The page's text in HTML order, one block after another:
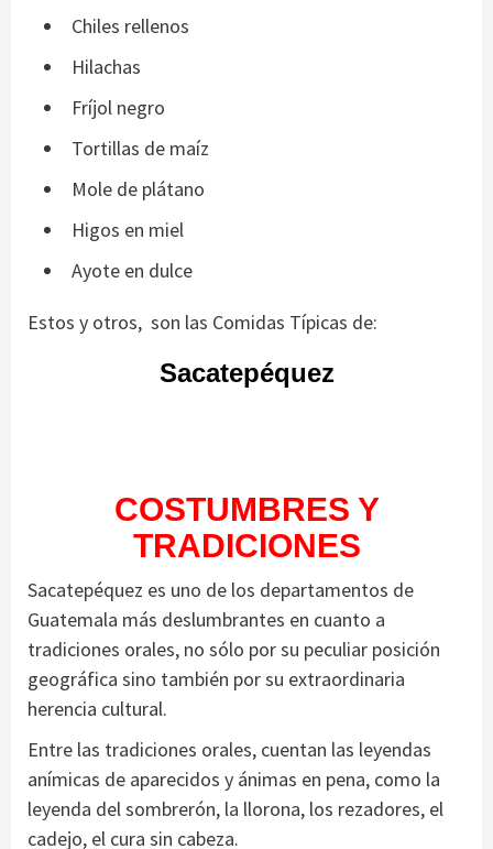
Chiles rellenos
Hilachas
Fríjol negro
Tortillas de maíz
Mole de plátano
Higos en miel
Ayote en dulce
Estos y otros, son las Comidas Típicas de:
Sacatepéquez
COSTUMBRES Y
TRADICIONES
Sacatepéquez es uno de los departamentos de
Guatemala más deslumbrantes en cuanto a
tradiciones orales, no sólo por su peculiar posición
geográfica sino también por su extraordinaria
herencia cultural.
Entre las tradiciones orales, cuentan las leyendas
anímicas de aparecidos y ánimas en pena, como la
leyenda del sombrerón, la llorona, los rezadores, el
cadejo, el cura sin cabeza.